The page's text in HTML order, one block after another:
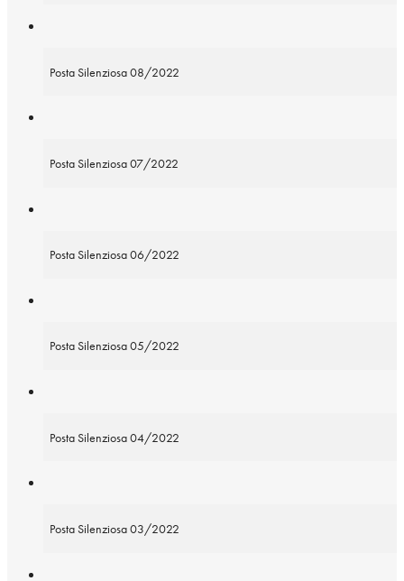
Posta Silenziosa 08/2022
Posta Silenziosa 07/2022
Posta Silenziosa 06/2022
Posta Silenziosa 05/2022
Posta Silenziosa 04/2022
Posta Silenziosa 03/2022